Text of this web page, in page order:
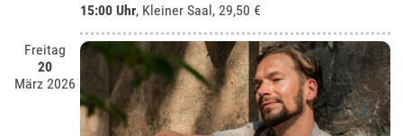
15:00 Uhr, Kleiner Saal, 29,50 €
Freitag
20
März 2026